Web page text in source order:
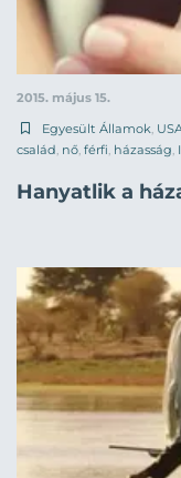
2015. május 15.
Egyesült Államok,
család, nő, férfi, házasság,
Hanyatlik a